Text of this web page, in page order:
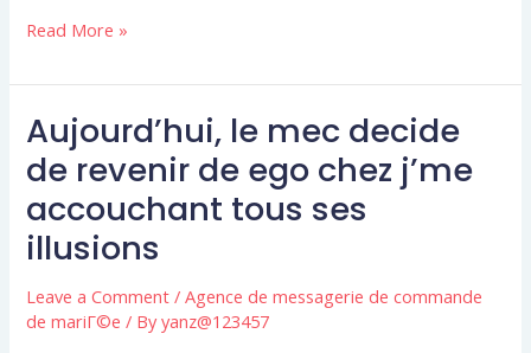
Read More »
Aujourd’hui, le mec decide
de revenir de ego chez j’me
accouchant tous ses
illusions
Leave a Comment /Agence de messagerie de commande
de mariГ©e / Byyanz@123457
Aujourd’hui,
mec
decide
de
de